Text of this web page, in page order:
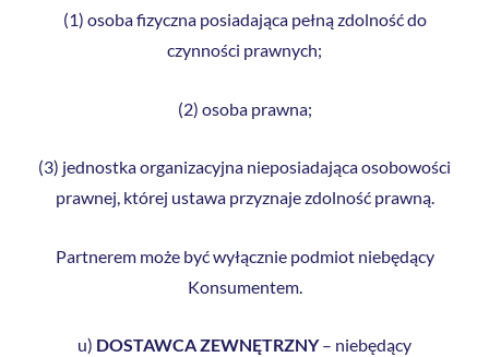
(1) osoba fizyczna posiadająca pełną zdolność do
czynności prawnych;
(2) osoba prawna;
(3) jednostka organizacyjna nieposiadająca osobowości
prawnej, której ustawa przyznaje zdolność prawną.
Partnerem może być wyłącznie podmiot niebędący
Konsumentem.
u) DOSTAWCA ZEWNĘTRZNY– niebędący